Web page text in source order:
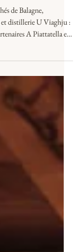
de Balagne,
distillerie U Viaghju :
A Piattatella et
Feliceto à